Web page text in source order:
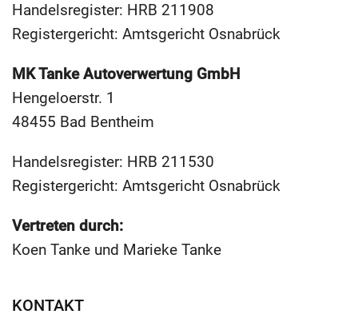
Handelsregister: HRB 211908
Registergericht: Amtsgericht Osnabrück
MK Tanke Autoverwertung GmbH
Hengeloerstr. 1
48455 Bad Bentheim
Handelsregister: HRB 211530
Registergericht: Amtsgericht Osnabrück
Vertreten durch:
Koen Tanke und Marieke Tanke
KONTAKT